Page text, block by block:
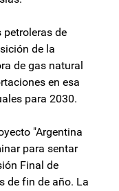
petroleras de
de la
de gas natural
en esa
para 2030.
"Argentina
para sentar
Final de
de fin de año. La